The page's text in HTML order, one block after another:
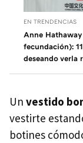
EN TRENDENCIAS
Anne
fecundación):
deseando verla
Un vestido
vestirte
botines